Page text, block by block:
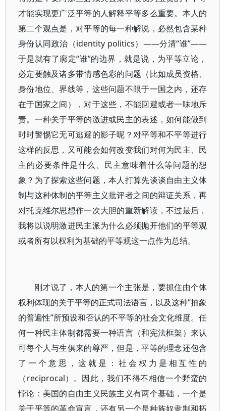
才能实现更广泛平等的人解释平等多么重要。本人的
第二个观点是，对平等的每一种解说，必然包含某种
身份认同政治（identity politics）——分清“谁”——
于是就有了廓定“谁”的边界，就是说，为平等立论，
必定要触及诸多带情感色彩的问题（比如成员资格、
身份地位、界线等，这些问题不限于一国之内，还存
在于国家之间），对于这些，不能回避或者一味地斥
责。一种关于平等的激进或民主的表述，如何能做到
时时警惕它无可逃避的影子呢？对平等和不平等进行
这样的反思，又可能会如何改变我们对何为民主、民
主的必要条件是什么、民主意味着什么等问题的想
象？为了探索这些问题，本人打算先谈谈自由主义体
制与这种体制的平等主义批评者之间的辩证关系，再
对托克维尔思想作一次大胆的重新解读，不过最后，
我将以说明激进民主派为什么必须抛开他们的平等观
或者所有以权利为基础的平等观这一点作为总结。
刚才说了，本人的第一个主张是，要抓住由个体
权利体现的关于平等的正式司法语言，以及这种“抽象
的普遍性”所预设和否认的不平等的社会文化维度。任
何一种民主体制都需要一种语言（和宪法框架）来认
可每个人与生俱来的尊严，但是，平等的理念还包含
了一个意思，这就是：社会权力是相互性的
（reciprocal）。因此，我们不得不相信一个野蛮的
悖论：美国的自由主义民族主义有两个基础，一个是
关于平等的革命宣言，还有另一个是种族奴隶制和拓